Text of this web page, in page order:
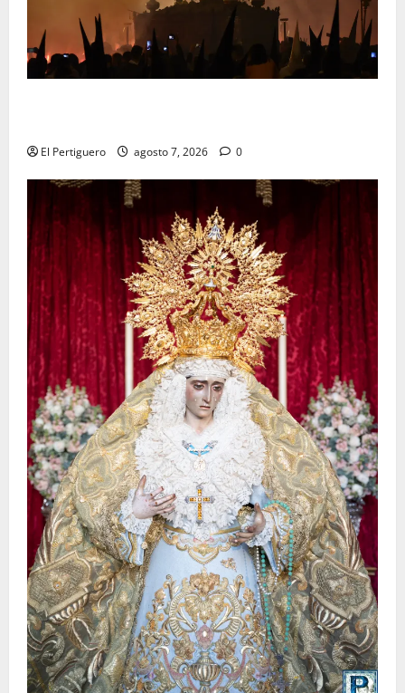
El Pertiguero agosto 7, 2026 0